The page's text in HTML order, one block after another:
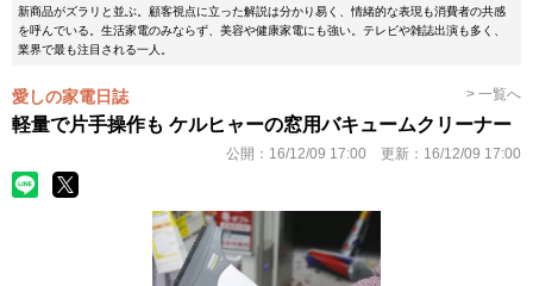
新商品がズラリと並ぶ。顧客視点に立った解説は分かり易く、情緒的な表現も消費者の共感
を呼んでいる。生活家電のみならず、美容や健康家電にも強い。テレビや雑誌出演も多く、
業界で最も注目される一人。
愛しの家電日誌 > 一覧へ
軽量で片手操作も ケルヒャーの窓用バキュームクリーナー
公開： 16/12/09 17:00 更新： 16/12/09 17:00